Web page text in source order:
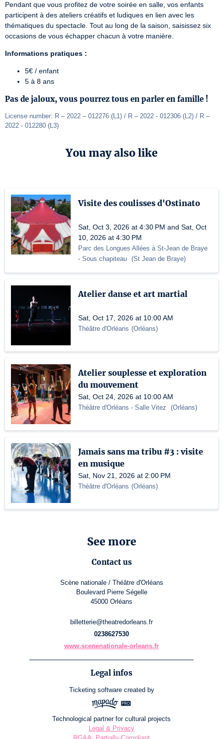
Pendant que vous profitez de votre soirée en salle, vos enfants
participent à des ateliers créatifs et ludiques en lien avec les
thématiques du spectacle. Tout au long de la saison, saisissez six
occasions de vous échapper chacun à votre manière.
Informations pratiques :
5€ / enfant
5 à 8 ans
Pas de jaloux, vous pourrez tous en parler en famille !
License number: R – 2022 – 012276 (L1) / R – 2022 - 012306 (L2) / R –
2022 - 012280 (L3)
You may also like
Visite des coulisses d'Ostinato
Sat, Oct 3, 2026 at 4:30 PM and Sat, Oct
10, 2026 at 4:30 PM
Parc des Longues Allées à St-Jean de Braye
- Sous chapiteau (St Jean de Braye)
Atelier danse et art martial
Sat, Oct 17, 2026 at 10:00 AM
Théâtre d'Orléans (Orléans)
Atelier souplesse et exploration
du mouvement
Sat, Oct 24, 2026 at 10:00 AM
Théâtre d'Orléans - Salle Vitez (Orléans)
Jamais sans ma tribu #3 : visite
en musique
Sat, Nov 21, 2026 at 2:00 PM
Théâtre d'Orléans (Orléans)
See more
Contact us
Scène nationale / Théâtre d'Orléans
Boulevard Pierre Ségelle
45000 Orléans
billetterie@theatredorleans.fr
0238627530
www.scenenationale-orleans.fr
Legal infos
Ticketing software created by
Technological partner for cultural projects
Legal & Privacy